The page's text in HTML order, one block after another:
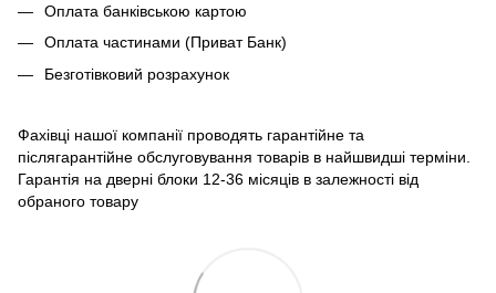
Оплата банківською картою
Оплата частинами (Приват Банк)
Безготівковий розрахунок
Фахівці нашої компанії проводять гарантійне та
післягарантійне обслуговування товарів в найшвидші терміни.
Гарантія на дверні блоки 12-36 місяців в залежності від
обраного товару